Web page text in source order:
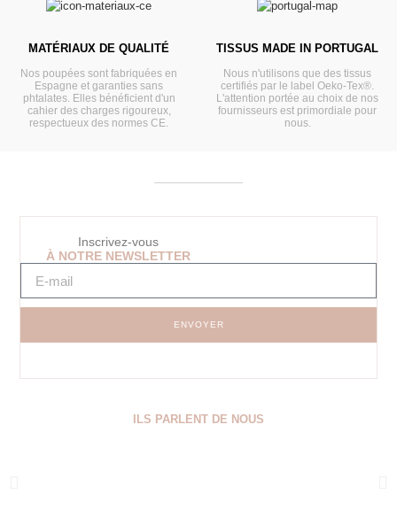
MATÉRIAUX DE QUALITÉ
Nos poupées sont fabriquées en
Espagne et garanties sans
phtalates. Elles bénéficient d'un
cahier des charges rigoureux,
respectueux des normes CE.
TISSUS MADE IN PORTUGAL
Nous n'utilisons que des tissus
certifiés par le label Oeko-Tex®.
L'attention portée au choix de nos
fournisseurs est primordiale pour
nous.
Inscrivez-vous
À NOTRE NEWSLETTER
ENVOYER
ILS PARLENT DE NOUS